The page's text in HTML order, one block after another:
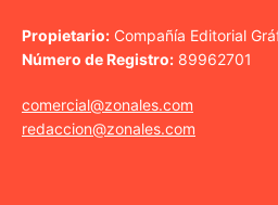
Propietario: Compañía Editorial
Número de Registro: 89962701
comercial@zonales.com
redaccion@zonales.com